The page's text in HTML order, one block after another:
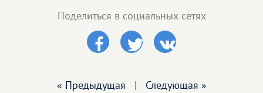
Поделиться в социальных сетях
« Предыдущая | Следующая »